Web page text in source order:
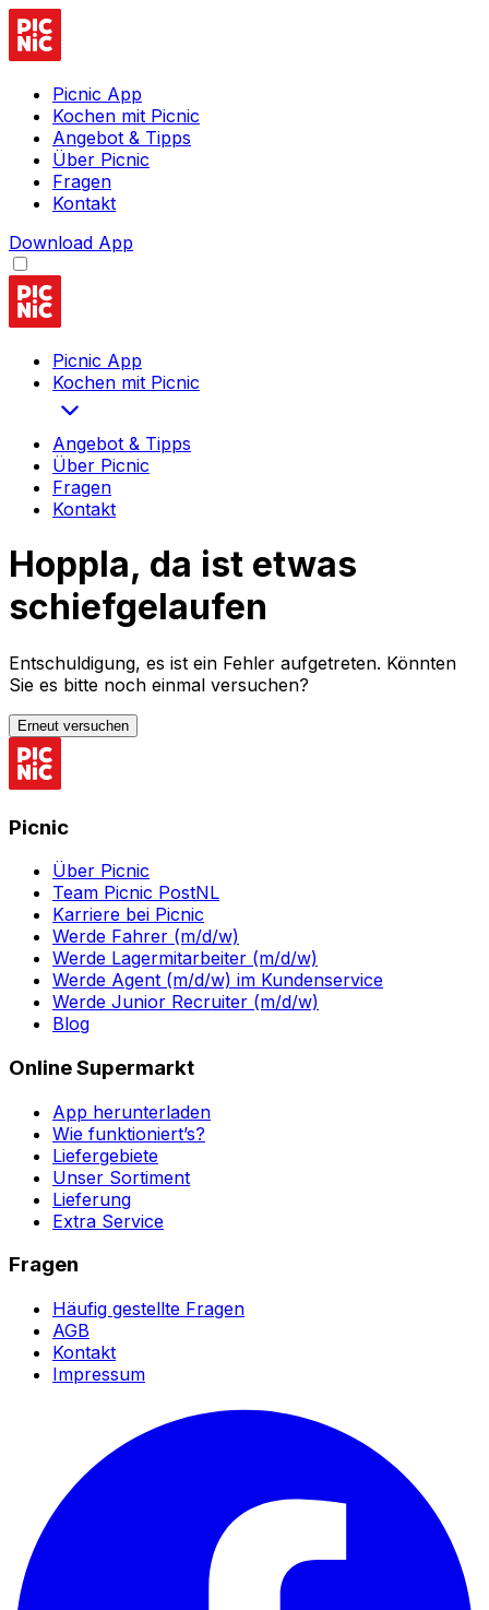
Picnic App
Kochen mit Picnic
Angebot & Tipps
Über Picnic
Fragen
Kontakt
Download App
Picnic App
Kochen mit Picnic
Angebot & Tipps
Über Picnic
Fragen
Kontakt
Hoppla, da ist etwas
schiefgelaufen
Entschuldigung, es ist ein Fehler aufgetreten. Könnten
Sie es bitte noch einmal versuchen?
Erneut versuchen
Picnic
Über Picnic
Team Picnic PostNL
Karriere bei Picnic
Werde Fahrer (m/d/w)
Werde Lagermitarbeiter (m/d/w)
Werde Agent (m/d/w) im Kundenservice
Werde Junior Recruiter (m/d/w)
Blog
Online Supermarkt
App herunterladen
Wie funktioniert’s?
Liefergebiete
Unser Sortiment
Lieferung
Extra Service
Fragen
Häufig gestellte Fragen
AGB
Kontakt
Impressum